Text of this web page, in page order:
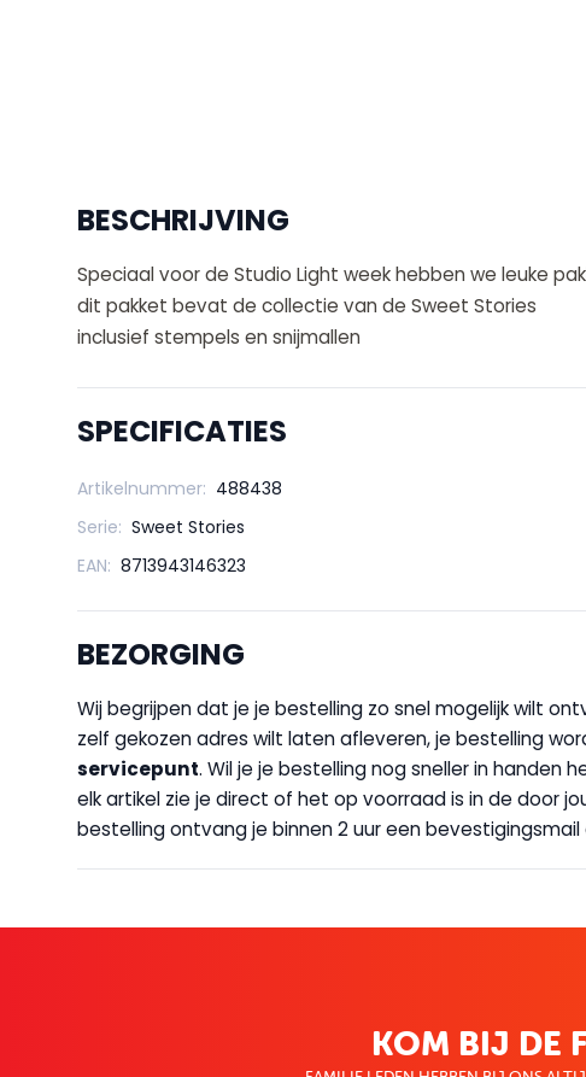
BESCHRIJVING
Speciaal voor de Studio Light week hebben we leuke
dit pakket bevat de collectie van de Sweet Stories
inclusief stempels en snijmallen
SPECIFICATIES
Artikelnummer: 488438
Serie: Sweet Stories
EAN: 8713943146323
BEZORGING
Wij begrijpen dat je je bestelling zo snel mogelijk wilt
zelf gekozen adres wilt laten afleveren, je bestelling
servicepunt. Wil je je bestelling nog sneller in handen
elk artikel zie je direct of het op voorraad is in de door
bestelling ontvang je binnen 2 uur een
KOM BIJ DE